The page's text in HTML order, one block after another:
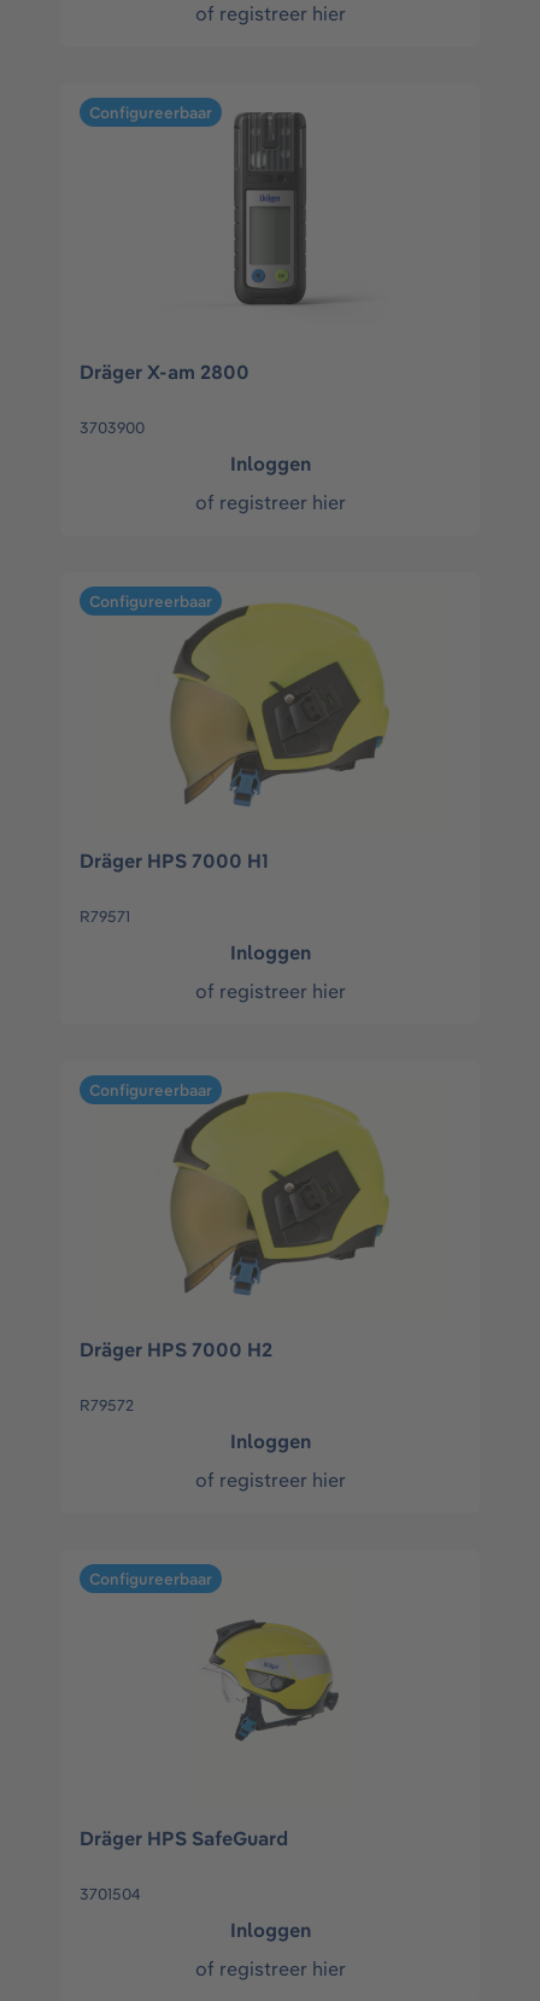
of registreer hier
Configureerbaar
Dräger X-am 2800
3703900
Inloggen
of registreer hier
Configureerbaar
Dräger HPS 7000 H1
R79571
Inloggen
of registreer hier
Configureerbaar
Dräger HPS 7000 H2
R79572
Inloggen
of registreer hier
Configureerbaar
Dräger HPS SafeGuard
3701504
Inloggen
of registreer hier